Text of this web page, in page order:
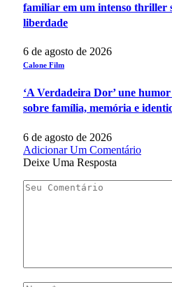
familiar em um intenso thriller
liberdade
6 de agosto de 2026
Calone Film
‘A Verdadeira Dor’ une
sobre família, memória e
6 de agosto de 2026
Adicionar Um Comentário
Deixe Uma Resposta